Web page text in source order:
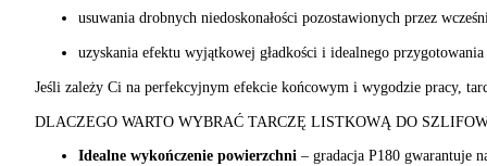
usuwania drobnych niedoskonałości pozostawionych przez
uzyskania efektu wyjątkowej gładkości i idealnego
Jeśli zależy Ci na perfekcyjnym efekcie końcowym i wygodzie pracy,
DLACZEGO WARTO WYBRAĆ TARCZĘ LISTKOWĄ DO
Idealne wykończenie powierzchni – gradacja P180 gwarantuje